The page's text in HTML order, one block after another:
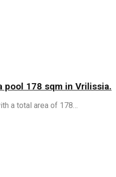
pool 178 sqm in Vrilissia.
a total area of ​​178…